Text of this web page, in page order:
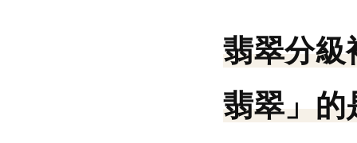
翡翠分級
翡翠」的